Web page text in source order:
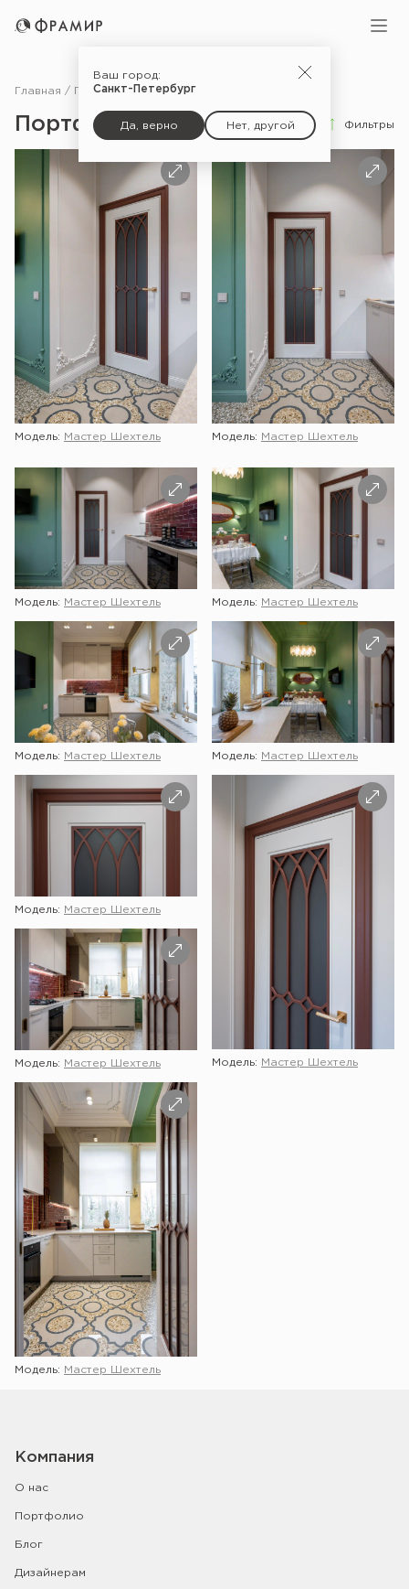
Ваш город:
Санкт-Петербург
Да, верно Нет, другой
Главная Портфолио
Портфолио Фильтры
Модель: Мастер Шехтель Модель: Мастер Шехтель
Модель: Мастер Шехтель Модель: Мастер Шехтель
Модель: Мастер Шехтель Модель: Мастер Шехтель
Модель: Мастер Шехтель
Модель: Мастер Шехтель
Модель: Мастер Шехтель
Модель: Мастер Шехтель
Компания
О нас
Портфолио
Блог
Дизайнерам